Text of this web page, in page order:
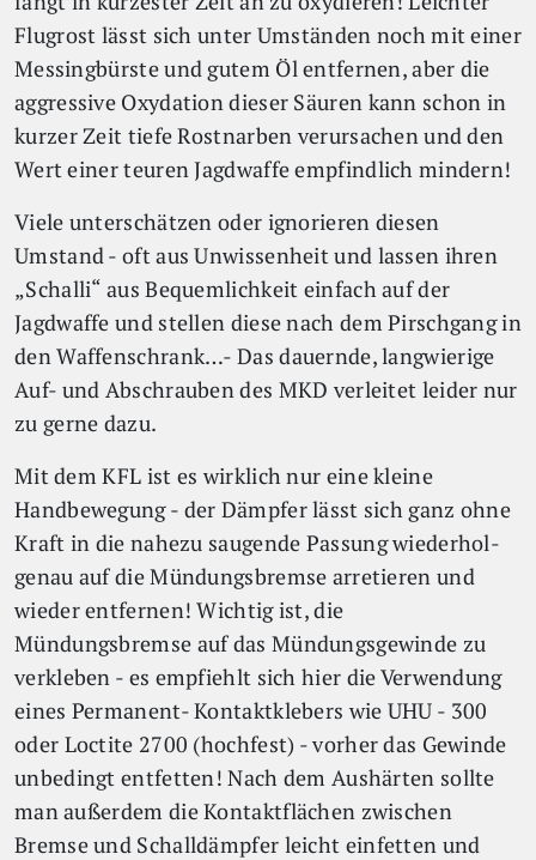
Flugrost lässt sich unter Umständen noch mit einer
Messingbürste und gutem Öl entfernen, aber die
aggressive Oxydation dieser Säuren kann schon in
kurzer Zeit tiefe Rostnarben verursachen und den
Wert einer teuren Jagdwaffe empfindlich mindern!
Viele unterschätzen oder ignorieren diesen
Umstand - oft aus Unwissenheit und lassen ihren
„Schalli“ aus Bequemlichkeit einfach auf der
Jagdwaffe und stellen diese nach dem Pirschgang in
den Waffenschrank…- Das dauernde, langwierige
Auf- und Abschrauben des MKD verleitet leider nur
zu gerne dazu.
Mit dem KFL ist es wirklich nur eine kleine
Handbewegung - der Dämpfer lässt sich ganz ohne
Kraft in die nahezu saugende Passung wiederhol-
genau auf die Mündungsbremse arretieren und
wieder entfernen! Wichtig ist, die
Mündungsbremse auf das Mündungsgewinde zu
verkleben - es empfiehlt sich hier die Verwendung
eines Permanent- Kontaktklebers wie UHU - 300
oder Loctite 2700 (hochfest) - vorher das Gewinde
unbedingt entfetten! Nach dem Aushärten sollte
man außerdem die Kontaktflächen zwischen
Bremse und Schalldämpfer leicht einfetten und